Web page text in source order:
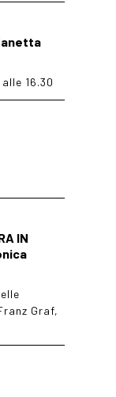
16.30
IN
Graf,